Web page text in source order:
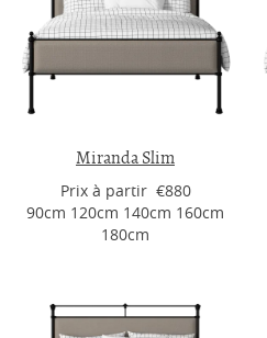
Miranda Slim
Prix ​​à partir €880
90cm 120cm 140cm 160cm
180cm